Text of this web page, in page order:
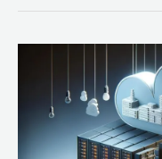
Soluções
AWS